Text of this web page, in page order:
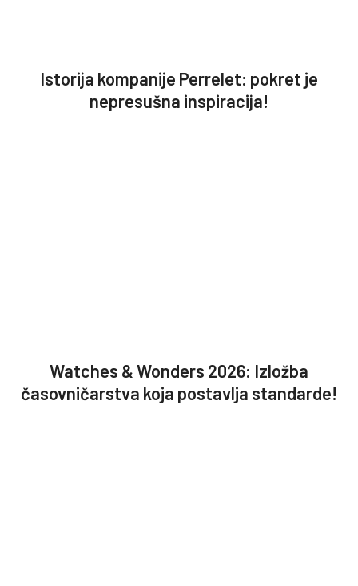
Istorija kompanije Perrelet: pokret je
nepresušna inspiracija!
Watches & Wonders 2026: Izložba
časovničarstva koja postavlja standarde!